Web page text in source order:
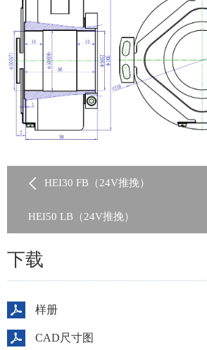
HEI30 FB（24V推挽）
HEI50 LB（24V推挽）
下载
样册
CAD尺寸图